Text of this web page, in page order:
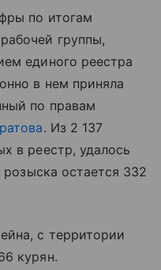
по итогам
группы,
единого реестра
в нем приняла
по правам
. Из 2 137
в реестр, удалось
розыска остается 332
с территории
курян.